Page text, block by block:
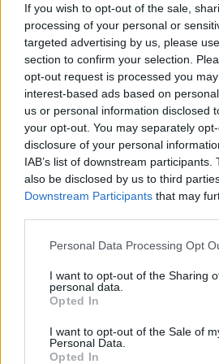
If you wish to opt-out of the sale,
processing of your personal or
targeted advertising by us, please
section to confirm your selection.
opt-out request is processed you
interest-based ads based on
us or personal information disclosed
your opt-out. You may separately
disclosure of your personal
IAB’s list of downstream
also be disclosed by us to third
Downstream Participants that may
Please note that this website/app
not limited to your visit or usage
grant or deny consent to Google and
use your data for below specified
consent section.
Personal Data Processing Opt
I want to opt-out of the Sharing
personal data.
Opted In
I want to opt-out of the Sale of
Personal Data.
Opted In
Μετά την εγγραφή,
επιβεβαίωσης και… η μάχη
Οι κορυφαίες ομάδες από τον
Προκριματικό, που θα
Σεπτεμβρίου στο Action
περάσουν στον Εθνικό Τελικό
Σεπτεμβρίου, που θα γίνει στο
Lab. Από εκεί, η καλύτερη
είναι η 1η Σεπτεμβρίου.